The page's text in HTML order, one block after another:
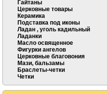
Гайтаны
Церковные товары
Керамика
Подставка под иконы
Ладан , уголь кадильный
Ладанки
Масло освященное
Фигурки ангелов
Церковные благовония
Мази, бальзамы
Браслеты-четки
Четки